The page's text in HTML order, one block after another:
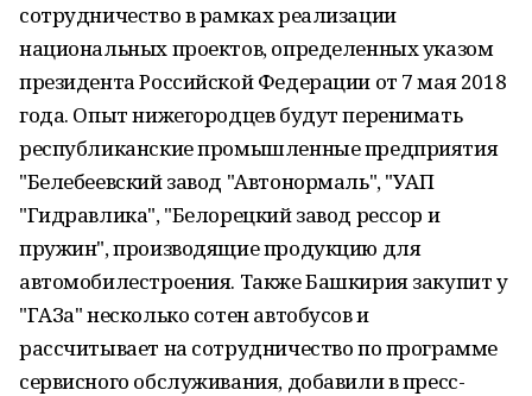
сотрудничество в рамках реализации
национальных проектов, определенных указом
президента Российской Федерации от 7 мая 2018
года. Опыт нижегородцев будут перенимать
республиканские промышленные предприятия
"Белебеевский завод "Автонормаль", "УАП
"Гидравлика", "Белорецкий завод рессор и
пружин", производящие продукцию для
автомобилестроения. Также Башкирия закупит у
"ГАЗа" несколько сотен автобусов и
рассчитывает на сотрудничество по программе
сервисного обслуживания, добавили в пресс-